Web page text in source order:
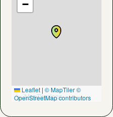
−
Leaflet | © MapTiler©
OpenStreetMap contributors